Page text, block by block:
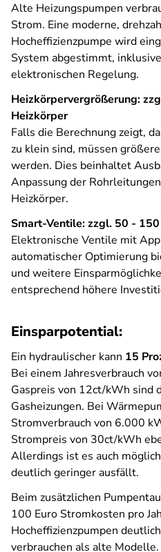
Alte Heizungspumpen
Strom. Eine moderne,
Hocheffizienzpumpe wird
System abgestimmt,
elektronischen Regelung.
Heizkörpervergrößerung:
Heizkörper
Falls die Berechnung zeigt,
zu klein sind, müssen
werden. Dies beinhaltet
Anpassung der
Heizkörper.
Smart-Ventile: zzgl. 50 -
Elektronische Ventile mit
automatischer Optimierung
und weitere
entsprechend höhere
Einsparpotential:
Ein hydraulischer kann 15
Bei einem Jahresverbrauch
Gaspreis von 12ct/kWh sind
Gasheizungen. Bei
Stromverbrauch von 6.000
Strompreis von 30ct/kWh
Allerdings ist es auch
deutlich geringer ausfällt.
Beim zusätzlichen
100 Euro Stromkosten pro
Hocheffizienzpumpen
verbrauchen als alte Modelle.